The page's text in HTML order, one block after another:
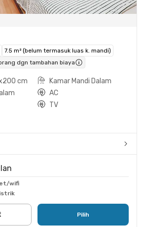
7.5 m² (belum termasuk luas k. mandi)
dgn tambahan biaya
cm
Kamar Mandi Dalam
AC
TV
wifi
Pilih